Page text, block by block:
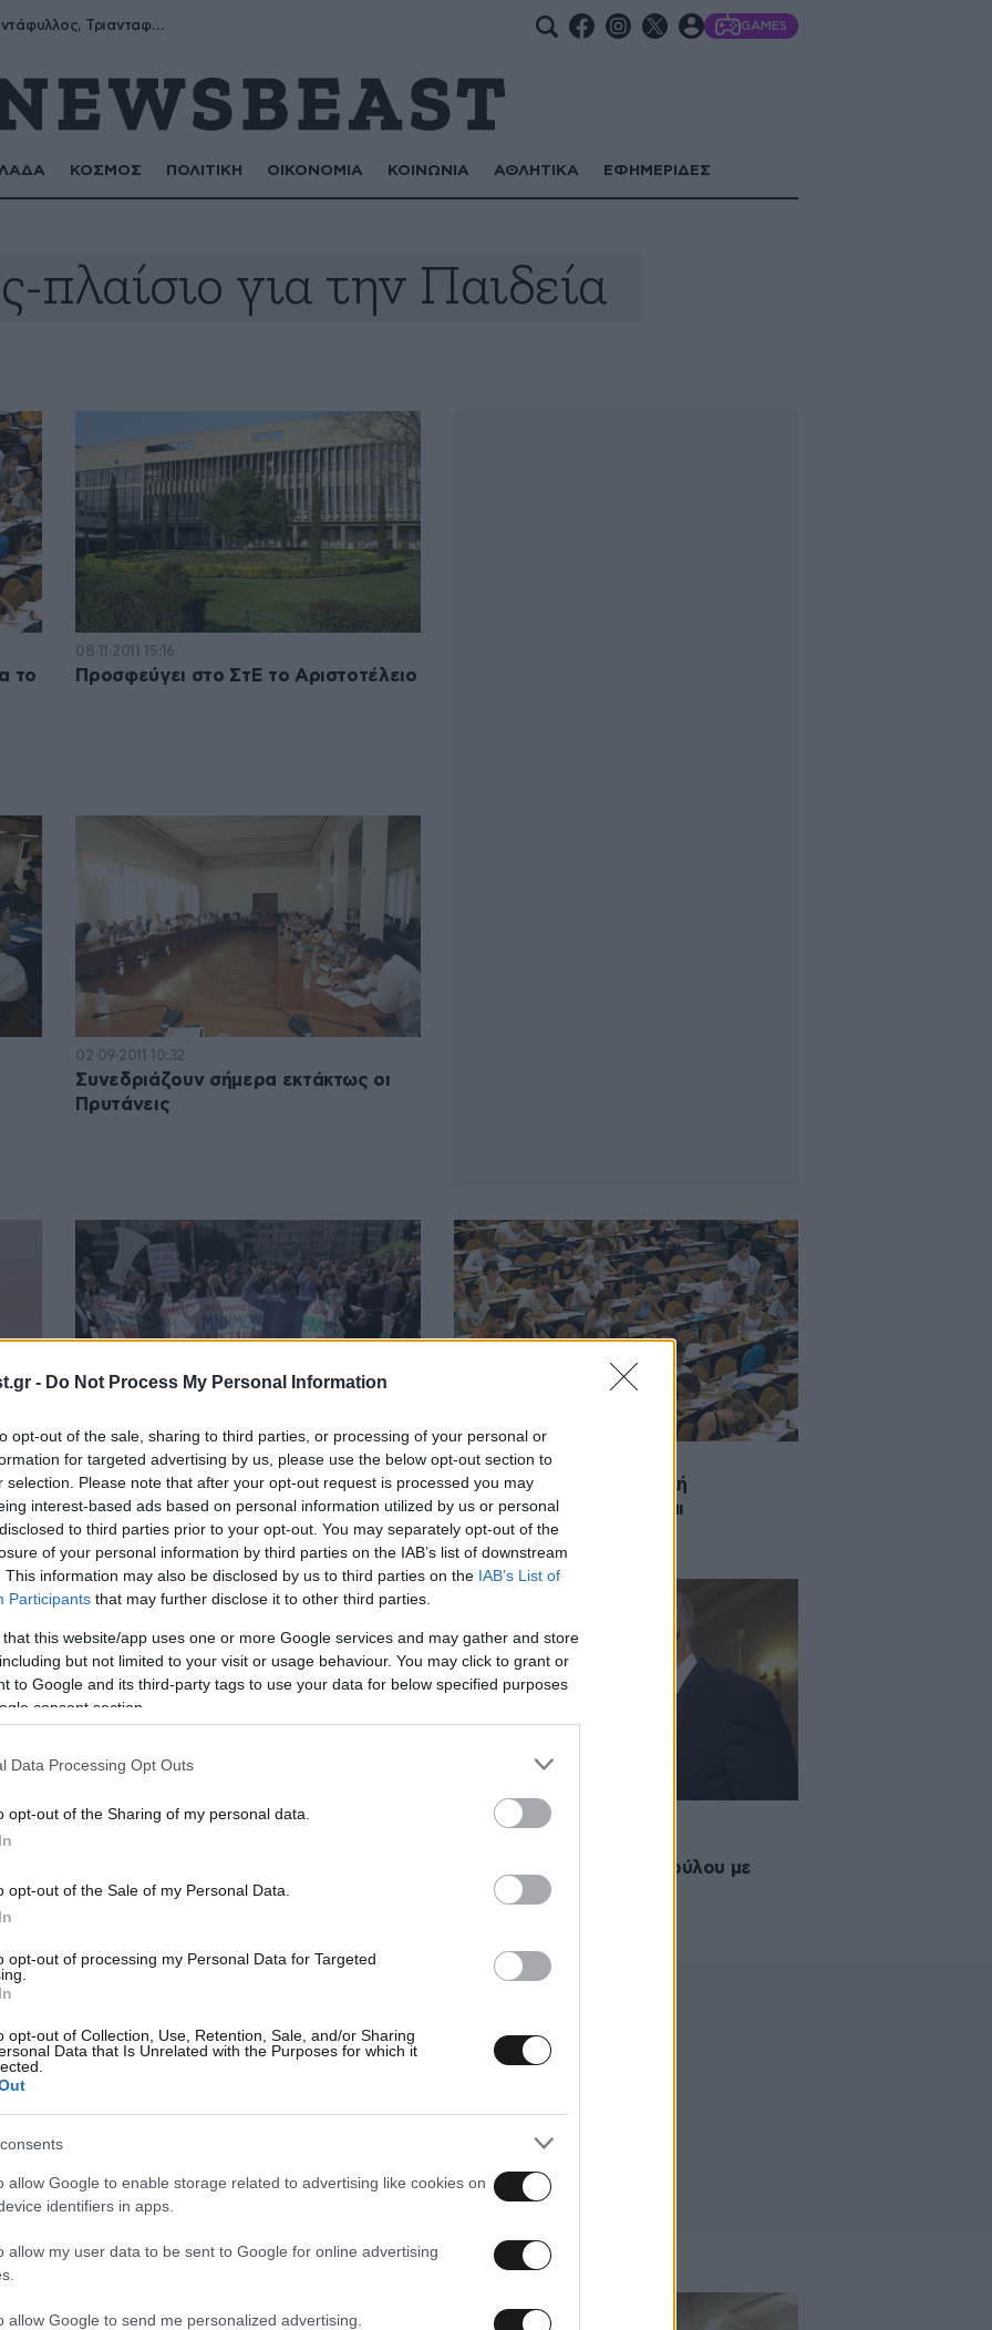
- Do Not Process My Personal Information
opt-out of the sale, sharing to third parties, or processing of your personal or
for targeted advertising by us, please use the below opt-out section to
selection. Please note that after your opt-out request is processed you may
interest-based ads based on personal information utilized by us or personal
to third parties prior to your opt-out. You may separately opt-out of the
of your personal information by third parties on the IAB’s list of downstream
This information may also be disclosed by us to third parties on the IAB’s List of
Participants that may further disclose it to other third parties.
that this website/app uses one or more Google services and may gather and store
but not limited to your visit or usage behaviour. You may click to grant or
to Google and its third-party tags to use your data for below specified purposes
consent section.
Data Processing Opt Outs
opt-out of the Sharing of my personal data.
opt-out of the Sale of my Personal Data.
opt-out of processing my Personal Data for Targeted
opt-out of Collection, Use, Retention, Sale, and/or Sharing
Data that Is Unrelated with the Purposes for which it
allow Google to enable storage related to advertising like cookies on
identifiers in apps.
allow my user data to be sent to Google for online advertising
allow Google to send me personalized advertising.
Μύρων, Τριαντάφυλλος, Τριανταφυλλιά, Φυλλιώ, Ρόζα GAMES
ΚΟΣΜΟΣ ΠΟΛΙΤΙΚΗ ΟΙΚΟΝΟΜΙΑ ΚΟΙΝΩΝΙΑ ΑΘΛΗΤΙΚΑ ΕΦΗΜΕΡΙΔΕΣ
πλαίσιο για την Παιδεία
το
08·11·2011 15:16
Προσφεύγει στο ΣτΕ το Αριστοτέλειο
02·09·2011 10:32
Συνεδριάζουν σήμερα εκτάκτως οι
Πρυτάνεις
η
01·09·2011 10:45
Στους δρόμους σήμερα κατά του
νόμου για την Παιδεία
30·08·2011 12:09
Ανέβαλαν την εξεταστική
Πανεπιστήμιο Αθηνών και
Πολυτεχνείο
24·08·2011 17:35 24·08·2011 17:08
Παπανδρέου-Διαμαντοπούλου με
Σαμαρά για τα ΑΕΙ